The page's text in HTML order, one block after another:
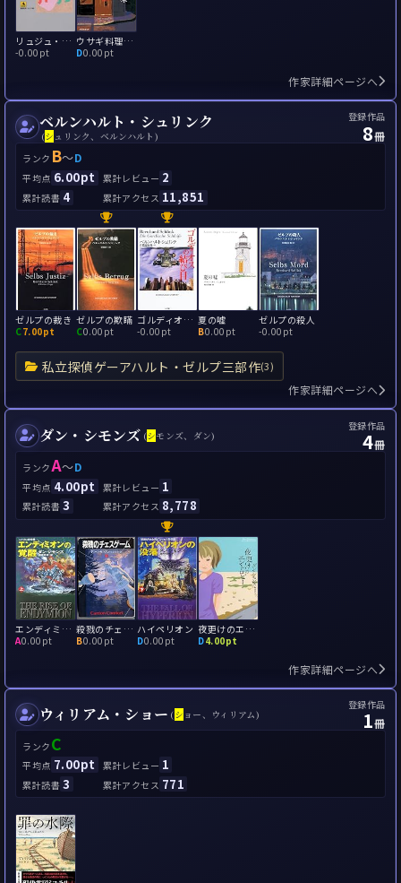
リュジュ・アンフェルマンとラ・クロデュック
-0.00pt
ウサギ料理は殺しの味
D0.00pt
作家詳細ページへ
ベルンハルト・シュリンク
(シ ュリンク、ベルンハルト)
登録作品
8冊
ランク B～D
平均点 6.00pt 累計レビュー 2
累計読書 4 累計アクセス 11,851
私立探偵ゲーアハルト・ゼルプ三部作(3)
ゼルプの裁き
C7.00pt
ゼルプの欺瞞
C0.00pt
ゴルディオスの結び目
-0.00pt
夏の嘘
B0.00pt
ゼルプの殺人
-0.00pt
作家詳細ページへ
ダン・シモンズ (シモンズ、ダン)
登録作品
4冊
ランクA～D
平均点 4.00pt 累計レビュー 1
累計読書 3 累計アクセス 8,778
エンディミオン
A0.00pt
殺戮のチェスゲーム
B0.00pt
ハイペリオン
D0.00pt
夜更けのエントロピー
D4.00pt
作家詳細ページへ
ウィリアム・ショー (シ ョー、ウィリアム)
登録作品
1冊
ランク C
平均点 7.00pt 累計レビュー 1
累計読書 3 累計アクセス 771